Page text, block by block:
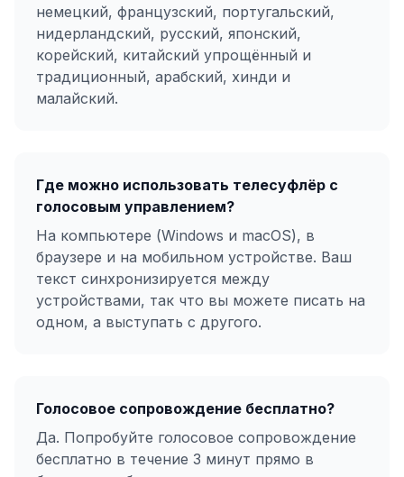
немецкий, французский, португальский,
нидерландский, русский, японский,
корейский, китайский упрощённый и
традиционный, арабский, хинди и
малайский.
Где можно использовать телесуфлёр с
голосовым управлением?
На компьютере (Windows и macOS), в
браузере и на мобильном устройстве. Ваш
текст синхронизируется между
устройствами, так что вы можете писать на
одном, а выступать с другого.
Голосовое сопровождение бесплатно?
Да. Попробуйте голосовое сопровождение
бесплатно в течение 3 минут прямо в